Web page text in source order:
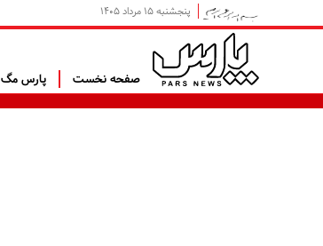
پنجشنبه ۱۵ مرداد ۱۴۰۵
صفحه نخست پارس مگ